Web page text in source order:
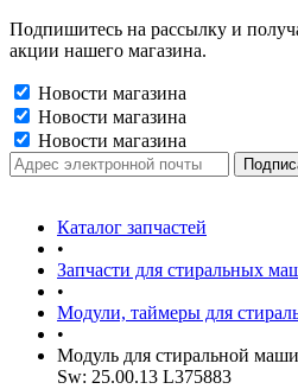
Подпишитесь на рассылку и
акции нашего магазина.
Новости магазина
Новости магазина
Новости магазина
Каталог запчастей
•
Запчасти для стиральных
•
Модули, таймеры для
•
Модуль для стиральной
Sw: 25.00.13 L375883